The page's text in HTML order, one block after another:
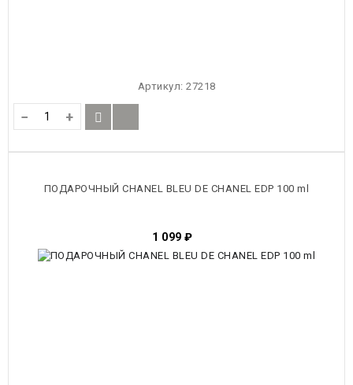
Артикул: 27218
− +
ПОДАРОЧНЫЙ CHANEL BLEU DE CHANEL EDP 100 ml
1 099 ₽